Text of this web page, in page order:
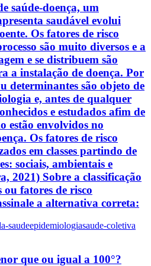
saúde-doença, um
saudável evolui
Os fatores de risco
são muito diversos e a
e se distribuem são
a instalação de doença. Por
determinantes são objeto de
e, antes de qualquer
e estudados afim de
estão envolvidos no
Os fatores de risco
em classes partindo de
sociais, ambientais e
2021) Sobre a classificação
ou fatores de risco
a alternativa correta:
saudeepidemiologiasaude-coletiva
que ou igual a 100°?